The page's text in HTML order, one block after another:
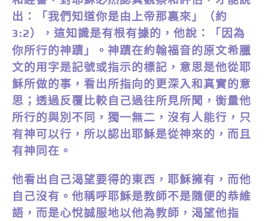
出：「我們知道你是由上帝那裏來」（約
3:2），這知識是有根有據的，他說：「因為
你所行的神蹟」。神蹟在約翰福音的原文希臘
文的用字是記號或指示的標記，意思是他從耶
穌所做的事，看出所指向的更深入和真實的意
思；透過反覆比較自己過往所見所聞，衡量他
所行的與別不同，獨一無二，沒有人能行，只
有神可以行，所以認出耶穌是從神來的，而且
有神同在。
他看出自己渴望要得的東西，耶穌擁有，而他
自己沒有。他稱呼耶穌是教師不是隨便的恭維
語，而是心悅誠服地以他為教師，渴望他指